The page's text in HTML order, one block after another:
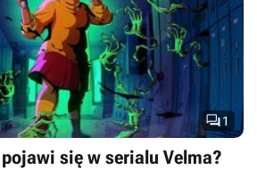
1
się w serialu Velma?